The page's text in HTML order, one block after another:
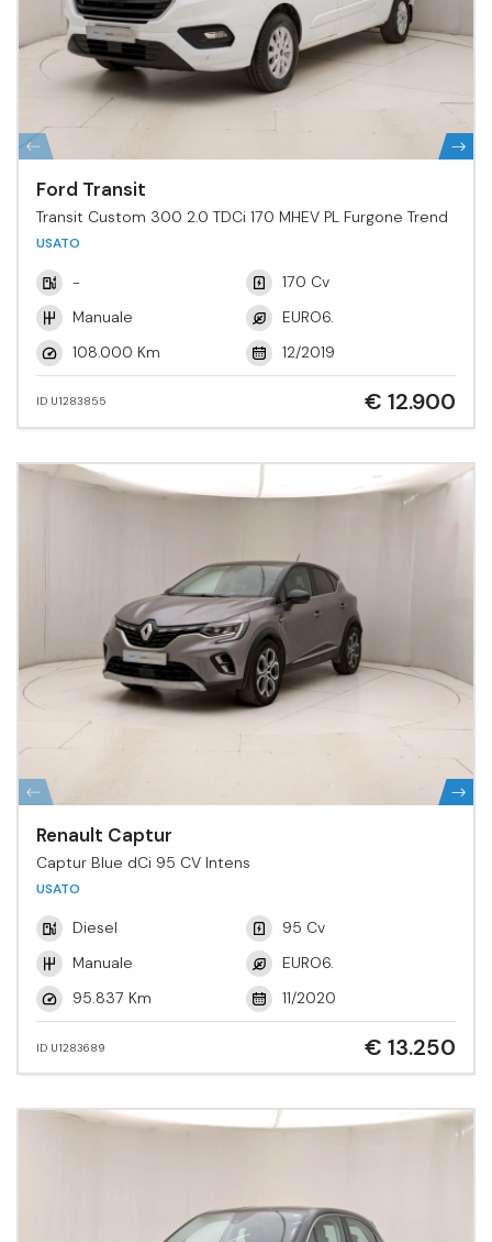
Ford Transit
Transit Custom 300 2.0 TDCi 170 MHEV PL Furgone Trend
USATO
-
170 Cv
Manuale
EURO6.
108.000 Km
12/2019
ID U1283855 € 12.900
Renault Captur
Captur Blue dCi 95 CV Intens
USATO
Diesel
95 Cv
Manuale
EURO6.
95.837 Km
11/2020
ID U1283689 € 13.250